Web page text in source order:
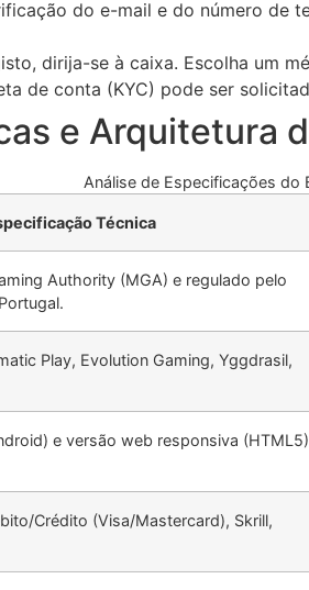
do e-mail e do número de
dirija-se à caixa. Escolha um
de conta (KYC) pode ser
e Arquitetura
Análise de Especificações do
Técnica
Authority (MGA) e regulado pelo
Play, Evolution Gaming, Yggdrasil,
e versão web responsiva
Crédito (Visa/Mastercard), Skrill,